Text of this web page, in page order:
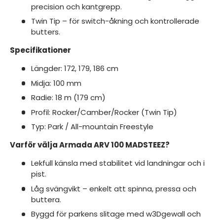
precision och kantgrepp.
Twin Tip – för switch-åkning och kontrollerade
butters.
Specifikationer
Längder: 172, 179, 186 cm
Midja: 100 mm
Radie: 18 m (179 cm)
Profil: Rocker/Camber/Rocker (Twin Tip)
Typ: Park / All-mountain Freestyle
Varför välja Armada ARV 100 MADSTEEZ?
Lekfull känsla med stabilitet vid landningar och i
pist.
Låg svängvikt – enkelt att spinna, pressa och
buttera.
Byggd för parkens slitage med w3Dgewall och